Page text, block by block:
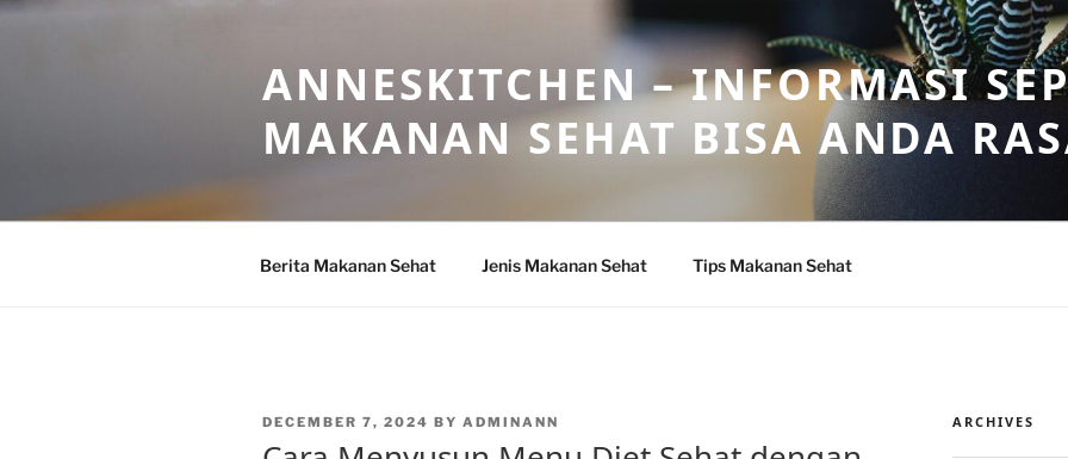
Skip
ANNESKITCHEN – INFORMASI
MAKANAN SEHAT BISA ANDA
Berita Makanan Sehat Jenis Makanan Sehat Tips Makanan Sehat
POSTED
DECEMBER 7, 2024 BY ADMINANN ARCHIVES